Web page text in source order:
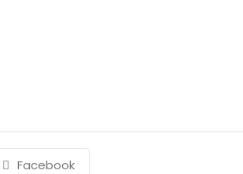
Facebook